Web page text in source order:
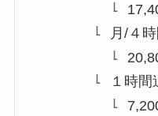
月/４
１時間